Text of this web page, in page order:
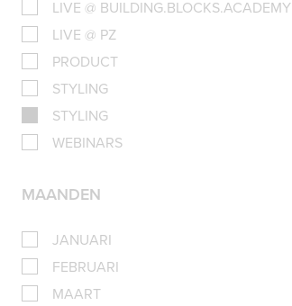
LIVE @ BUILDING.BLOCKS.ACADEMY
LIVE @ PZ
PRODUCT
STYLING
STYLING
WEBINARS
MAANDEN
JANUARI
FEBRUARI
MAART